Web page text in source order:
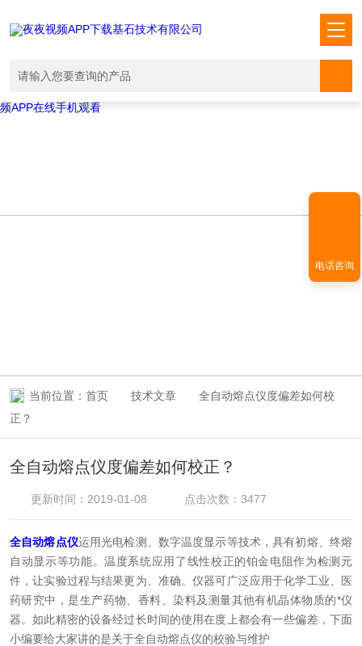
/www/wwwroot/T1.COM/func.phpon line
file_put_contents(./cachefile_yuan/shendoushi.net/cache/72/0c5dc/
failed to open stream: No such file or directory in
/www/wwwroot/T1.COM/func.php
夜夜视频APP下载,夜夜爽视频APP看片,夜夜夜风流视频下载APP,夜夜视
频APP在线手机观看
当前位置： 首页 技术文章
全自动熔点仪度偏差如何校
正？
全自动熔点仪度偏差如何校正？
更新时间：2019-01-08 点击次数：3477
全自动熔点仪运用光电检测、数字温度显示等技术，具有初熔、终熔
自动显示等功能。温度系统应用了线性校正的铂金电阻作为检测元
件，让实验过程与结果更为、准确。仪器可广泛应用于化学工业、医
药研究中，是生产药物、香料、染料及测量其他有机晶体物质的*仪
器。如此精密的设备经过长时间的使用在度上都会有一些偏差，下面
小编要给大家讲的是关于全自动熔点仪的校验与维护
电话咨询